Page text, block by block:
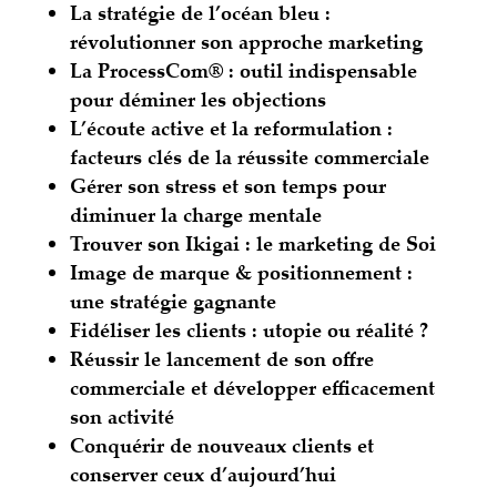
La stratégie de l’océan bleu :
révolutionner son approche marketing
La ProcessCom® : outil indispensable
pour déminer les objections
L’écoute active et la reformulation :
facteurs clés de la réussite commerciale
Gérer son stress et son temps pour
diminuer la charge mentale
Trouver son Ikigai : le marketing de Soi
Image de marque & positionnement :
une stratégie gagnante
Fidéliser les clients : utopie ou réalité ?
Réussir le lancement de son offre
commerciale et développer efficacement
son activité
Conquérir de nouveaux clients et
conserver ceux d’aujourd’hui